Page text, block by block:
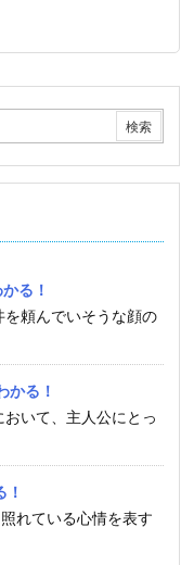
る！
を頼んでいそうな顔の
かる！
おいて、主人公にとっ
！
れている心情を表す